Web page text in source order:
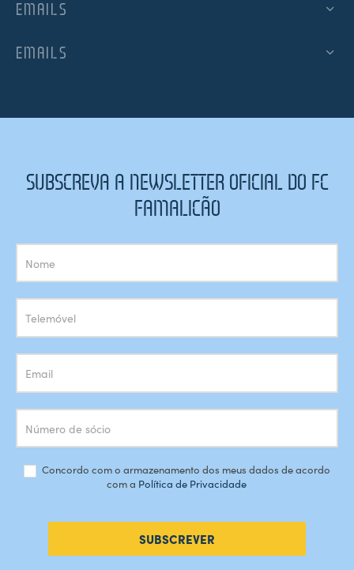
EMAILS
EMAILS
SUBSCREVA A NEWSLETTER OFICIAL DO FC
FAMALICÃO
Subscrição
Newsletter
Concordo com o armazenamento dos meus dados de acordo
com a Política de Privacidade
SUBSCREVER